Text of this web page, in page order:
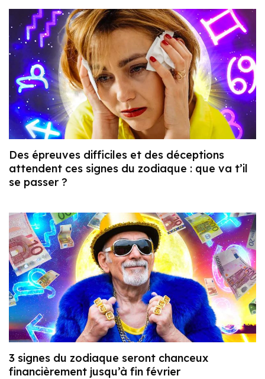
Des épreuves difficiles et des déceptions
attendent ces signes du zodiaque : que va t’il
se passer ?
3 signes du zodiaque seront chanceux
financièrement jusqu’à fin février